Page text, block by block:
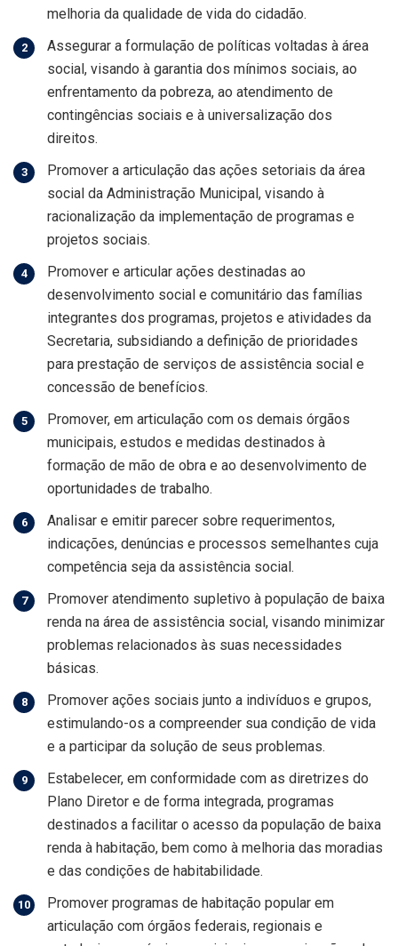
melhoria da qualidade de vida do cidadão.
Assegurar a formulação de políticas voltadas à área
social, visando à garantia dos mínimos sociais, ao
enfrentamento da pobreza, ao atendimento de
contingências sociais e à universalização dos
direitos.
Promover a articulação das ações setoriais da área
social da Administração Municipal, visando à
racionalização da implementação de programas e
projetos sociais.
Promover e articular ações destinadas ao
desenvolvimento social e comunitário das famílias
integrantes dos programas, projetos e atividades da
Secretaria, subsidiando a definição de prioridades
para prestação de serviços de assistência social e
concessão de benefícios.
Promover, em articulação com os demais órgãos
municipais, estudos e medidas destinados à
formação de mão de obra e ao desenvolvimento de
oportunidades de trabalho.
Analisar e emitir parecer sobre requerimentos,
indicações, denúncias e processos semelhantes cuja
competência seja da assistência social.
Promover atendimento supletivo à população de baixa
renda na área de assistência social, visando minimizar
problemas relacionados às suas necessidades
básicas.
Promover ações sociais junto a indivíduos e grupos,
estimulando-os a compreender sua condição de vida
e a participar da solução de seus problemas.
Estabelecer, em conformidade com as diretrizes do
Plano Diretor e de forma integrada, programas
destinados a facilitar o acesso da população de baixa
renda à habitação, bem como à melhoria das moradias
e das condições de habitabilidade.
Promover programas de habitação popular em
articulação com órgãos federais, regionais e